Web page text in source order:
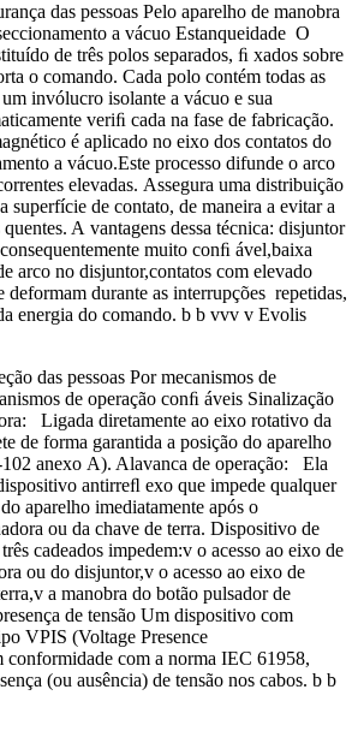
das pessoas Pelo aparelho de manobra
a vácuo Estanqueidade O
de três polos separados, ﬁ xados sobre
o comando. Cada polo contém todas as
invólucro isolante a vácuo e sua
veriﬁ cada na fase de fabricação.
é aplicado no eixo dos contatos do
a vácuo.Este processo difunde o arco
elevadas. Assegura uma distribuição
superfície de contato, de maneira a evitar a
A vantagens dessa técnica: disjuntor
muito conﬁ ável,baixa
arco no disjuntor,contatos com elevado
deformam durante as interrupções repetidas,
energia do comando. b b vvv v Evolis
das pessoas Por mecanismos de
de operação conﬁ áveis Sinalização
Ligada diretamente ao eixo rotativo da
de forma garantida a posição do aparelho
anexo A). Alavanca de operação: Ela
antirreﬂ exo que impede qualquer
aparelho imediatamente após o
ou da chave de terra. Dispositivo de
cadeados impedem:v o acesso ao eixo de
ou do disjuntor,v o acesso ao eixo de
a manobra do botão pulsador de
de tensão Um dispositivo com
VPIS (Voltage Presence
conformidade com a norma IEC 61958,
(ou ausência) de tensão nos cabos. b b